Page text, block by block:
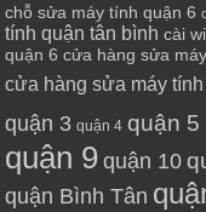
chỗ sửa máy tính quận 6
tính quận tân bình cài
quận 6 cửa hàng sửa
cửa hàng sửa máy
quận 3 quận 4 quận 5
quận 9 quận 10
quận Bình Tân